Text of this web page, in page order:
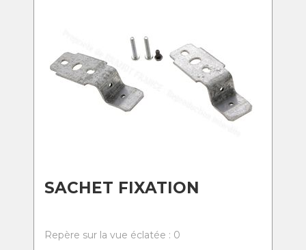
SACHET FIXATION
Repère sur la vue éclatée : 0